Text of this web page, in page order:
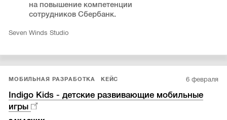
на повышение компетенции
сотрудников Сбербанк.
Seven Winds Studio
МОБИЛЬНАЯ РАЗРАБОТКА КЕЙС 6 февраля
Indigo Kids - детские развивающие мобильные
игры